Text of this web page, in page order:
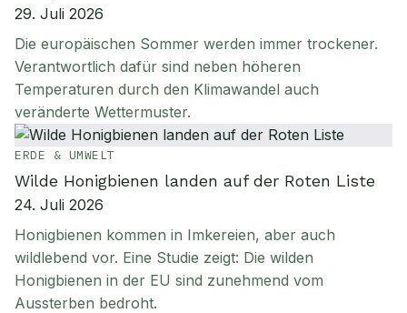
29. Juli 2026
Die europäischen Sommer werden immer trockener.
Verantwortlich dafür sind neben höheren
Temperaturen durch den Klimawandel auch
veränderte Wettermuster.
ERDE & UMWELT
Wilde Honigbienen landen auf der Roten Liste
24. Juli 2026
Honigbienen kommen in Imkereien, aber auch
wildlebend vor. Eine Studie zeigt: Die wilden
Honigbienen in der EU sind zunehmend vom
Aussterben bedroht.